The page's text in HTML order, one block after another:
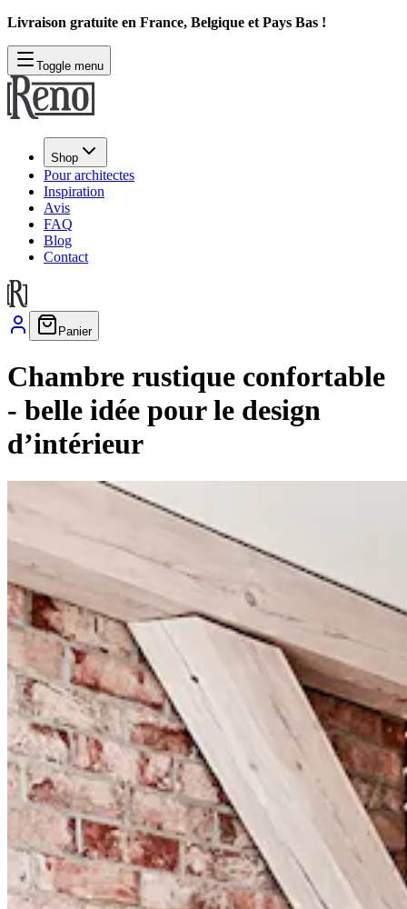
Livraison gratuite en France, Belgique et Pays Bas !
Toggle menu
Shop
Pour architectes
Inspiration
Avis
FAQ
Blog
Contact
Panier
Chambre rustique confortable
- belle idée pour le design
d’intérieur